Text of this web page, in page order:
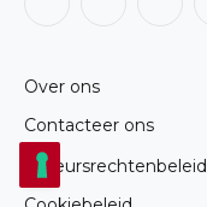
Over ons
Contacteer ons
Auteursrechtenbeleid